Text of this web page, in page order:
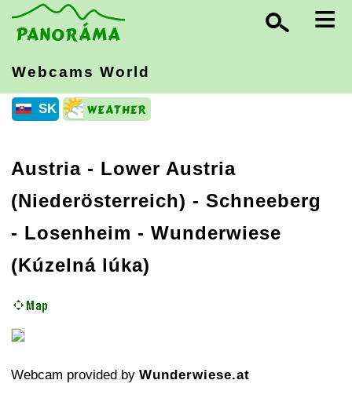
≡
Webcams World
SK
Austria - Lower Austria
(Niederösterreich) - Schneeberg
- Losenheim - Wunderwiese
(Kúzelná lúka)
Webcam provided by Wunderwiese.at